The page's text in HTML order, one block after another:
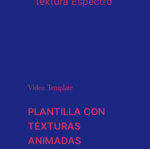
Video Template
PLANTILLA CON
TEXTURAS
ANIMADAS